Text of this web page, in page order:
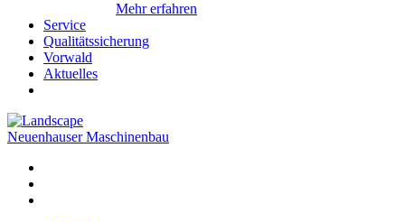
Mehr erfahren
Service
Qualitätssicherung
Vorwald
Aktuelles
Neuenhauser Maschinenbau